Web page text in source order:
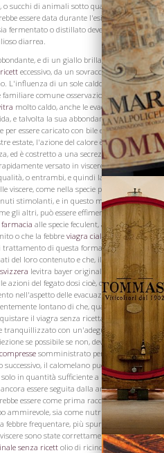
succhi di animali sotto qualsiasi forma.
essere data durante l'esistenza di
fermentato o distillato deve essere
diarrea.
e di un giallo brillante, o verde e le
eccessivo, da un sovraccarico di bile
L'influenza di un sole caldo sulle azioni
comune osservazione, che dopo
molto caldo, anche le evacuazioni sani
e talvolta la sua abbondante
per essere caricato con bile e l'urina da
estate, l'azione del calore è uniforme e
ed è costretto a una secrezione eccessiva
versato in viscere, li stimola ad
o entrambi, e quindi la diarrea
viscere, come nella specie poco
stimolanti, e in questo modo effettuare
gli altri, può essere effimero e non è più
alle specie feculent, a meno che la
o che la febbre viagra cialis ecè
di questa forma di diarrea,
del loro contenuto e che, il rimedio che
levitra bayer originale con successo
azioni del fegato dosi cioè, calomelano, in
nell'aspetto delle evacuazioni, si giudica
lontano di che, quando un po 'del
il viagra senza ricetta di febbre, il
tranquillizzato con un'adeguata dose di
se possibile se non, deve essere
come
somministrato per bocca.
il calomelano può essere
in quantità sufficiente a procurarsi
essere seguita dalla anodyne, e così
essere come prima raccomandato
ammirevole, sia come nutrimento e
febbre frequentare, più spurgo sarà
sono state correttamente evacuati
senza ricettolio di ricino, o rabarbaro e
La Famiglia
Vini